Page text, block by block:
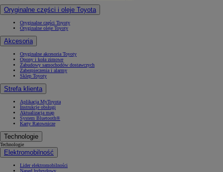
Oryginalne części i oleje Toyota
Oryginalne części Toyoty
Oryginalne oleje Toyoty
Akcesoria
Oryginalne akcesoria Toyoty
Opony i koła zimowe
Zabudowy samochodów dostawczych
Zabezpieczenia i alarmy
Sklep Toyoty
Strefa klienta
Aplikacja MyToyota
Instrukcje obsługi
Aktualizacja map
System Bluetooth®
Karty Ratownicze
Technologie
Technologie
Elektromobilność
Lider elektromobilności
Napęd hybrydowy